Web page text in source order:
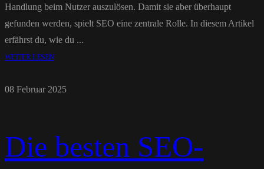
Handlung beim Nutzer auszulösen. Damit sie aber überhaupt
gefunden werden, spielt SEO eine zentrale Rolle. In diesem Artikel
erfährst du, wie du ...
WEITER LESEN
08 Februar 2025
Die besten SEO-